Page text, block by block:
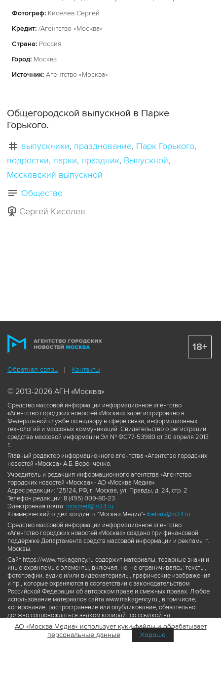
Фотограф: Киселев Сергей
Кредит: /Агентство «Москва»
Страна: Россия
Город: Москва
Источник: Агентство «Москва»
Общегородской выпускной в Парке
Горького.
выпускники празднование Парк Горького
подростки парки праздник Выпускной
Московский выпускной
Общество
Сергей Киселев
Обратная связь Контакты
© 2013-2026 АГН «Москва»
Средство массовой информации информационное агентство
«Агентство городских новостей «Москва» зарегистрировано в
Федеральной службе по надзору в сфере связи, информационных
технологий и массовых коммуникаций. Свидетельство о регистрации
средства массовой информации Эл № ФС77-53980 от 30 апреля 2013
г.
Главный редактор информационного агентства «Агентство городских
новостей «Москва» А.Б. Воронченко.
Учредитель и редакция информационного агентства «Агентство
городских новостей «Москва» - АО «Москва Медиа».
Адрес редакции: 125124, РФ, г. Москва, ул. Правды, д. 24, стр. 2
Телефон редакции: 8 (495) 009-80-23
Электронная почта: mosmed@m24.ru
Коммерческий отдел холдинга "Москва Медиа"- ibelous@m24.ru
Средство массовой информации информационное агентство
«Агентство городских новостей «Москва» создано при финансовой
поддержке Департамента средств массовой информации и рекламы г.
Москвы.
Сайт https://www.mskagency.ru содержит материалы, товарные знаки и
иные охраняемые элементы, включая, но, не ограничиваясь: тексты,
фотографии, аудио и/или видеоматериалы, графические изображения
и пр., которые охраняются в соответствии с законодательством
Российской Федерации об авторском праве и смежных правах. Любое
использование материалов сайта www.mskagency.ru , в том числе,
копирование, распространение или опубликование, обязательно
должно сопровождаться знаком копирайт со ссылкой на
правообладателя © АО «Москва Медиа», а также гиперссылкой на сайт
www.mskagency.ru как на первоисточник информации. Переработка
материалов сайта www.mskagency.ru не допускается.
18+
АО «Москва Медиа» использует куки-файлы и обрабатывает
персональные данные
Хорошо